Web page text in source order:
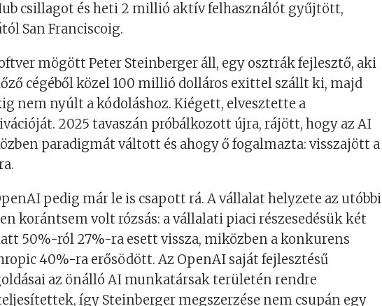
csillagot és heti 2 millió aktív felhasználót gyűjtött,
San Franciscoig.
mögött Peter Steinberger áll, egy osztrák fejlesztő, aki
cégéből közel 100 millió dolláros exittel szállt ki, majd
nem nyúlt a kódoláshoz. Kiégett, elvesztette a
2025 tavaszán próbálkozott újra, rájött, hogy az AI
paradigmát váltott és ahogy ő fogalmazta: visszajött a
pedig már le is csapott rá. A vállalat helyzete az utóbbi
korántsem volt rózsás: a vállalati piaci részesedésük két
50%-ról 27%-ra esett vissza, miközben a konkurens
40%-ra erősödött. Az OpenAI saját fejlesztésű
az önálló AI munkatársak területén rendre
így Steinberger megszerzése nem csupán egy